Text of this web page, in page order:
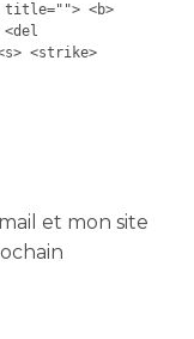
title=""> <b>
<strike>
et mon site